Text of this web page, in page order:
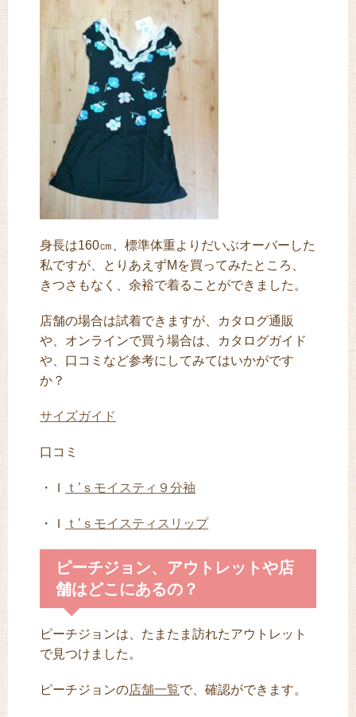
身長は160㎝、標準体重よりだいぶオーバーした
私ですが、とりあえずMを買ってみたところ、
きつさもなく、余裕で着ることができました。
店舗の場合は試着できますが、カタログ通販
や、オンラインで買う場合は、カタログガイド
や、口コミなど参考にしてみてはいかがです
か？
サイズガイド
口コミ
・Ｉ ｔ’ｓモイスティ９分袖
・Ｉ ｔ’ｓモイスティスリップ
ピーチジョン、アウトレットや店
舗はどこにあるの？
ピーチジョンは、たまたま訪れたアウトレット
で見つけました。
ピーチジョンの店舗一覧で、確認ができます。